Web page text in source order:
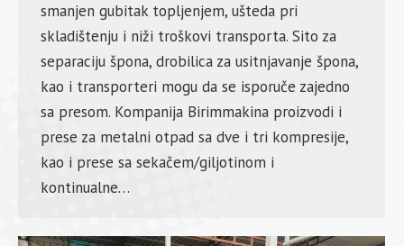
smanjen gubitak topljenjem, ušteda pri
skladištenju i niži troškovi transporta. Sito za
separaciju špona, drobilica za usitnjavanje špona,
kao i transporteri mogu da se isporuče zajedno
sa presom. Kompanija Birimmakina proizvodi i
prese za metalni otpad sa dve i tri kompresije,
kao i prese sa sekačem/giljotinom i
kontinualne…